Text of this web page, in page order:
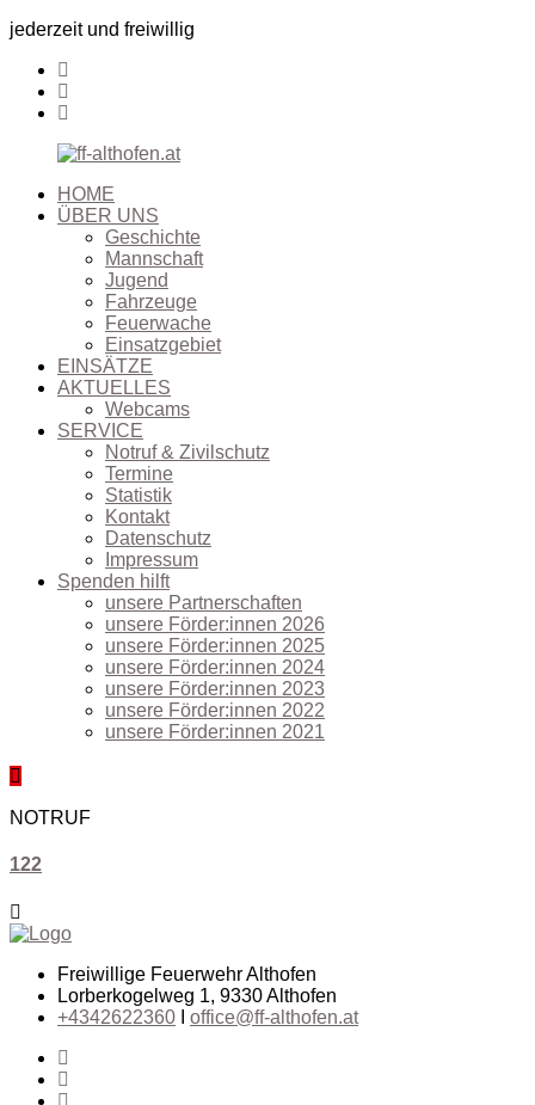
jederzeit und freiwillig
HOME
ÜBER UNS
Geschichte
Mannschaft
Jugend
Fahrzeuge
Feuerwache
Einsatzgebiet
EINSÄTZE
AKTUELLES
Webcams
SERVICE
Notruf & Zivilschutz
Termine
Statistik
Kontakt
Datenschutz
Impressum
Spenden hilft
unsere Partnerschaften
unsere Förder:innen 2026
unsere Förder:innen 2025
unsere Förder:innen 2024
unsere Förder:innen 2023
unsere Förder:innen 2022
unsere Förder:innen 2021
NOTRUF
122
Freiwillige Feuerwehr Althofen
Lorberkogelweg 1, 9330 Althofen
+4342622360
office@ff-althofen.at